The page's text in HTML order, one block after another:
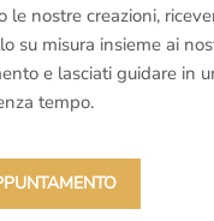
le nostre creazioni,
su misura insieme ai
e lasciati guidare in
tempo.